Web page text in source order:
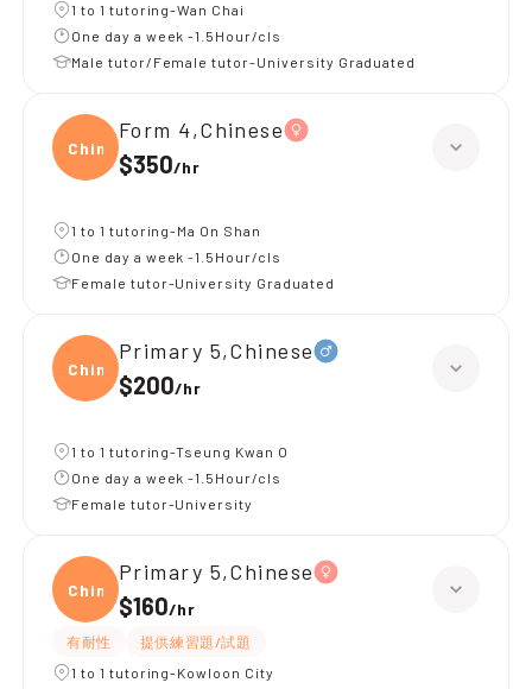
1 to 1 tutoring-Wan Chai
One day a week -1.5Hour/cls
Male tutor/Female tutor-University Graduated
Chine
Form 4,Chinese
$350/hr
1 to 1 tutoring-Ma On Shan
One day a week -1.5Hour/cls
Female tutor-University Graduated
Chine
Primary 5,Chinese
$200/hr
1 to 1 tutoring-Tseung Kwan O
One day a week -1.5Hour/cls
Female tutor-University
Chine
Primary 5,Chinese
$160/hr
有耐性
提供練習題/試題
1 to 1 tutoring-Kowloon City